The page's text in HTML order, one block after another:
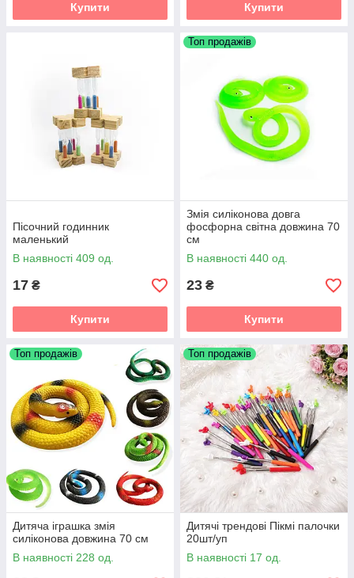
Купити Купити
Пісочний годинник
маленький
В наявності 409 од.
17 ₴
Купити
Топ продажів
Змія силіконова довга
фосфорна світна довжина 70
см
В наявності 440 од.
23 ₴
Купити
Топ продажів
Дитяча іграшка змія
силіконова довжина 70 см
В наявності 228 од.
Топ продажів
Дитячі трендові Пікмі палочки
20шт/уп
В наявності 17 од.